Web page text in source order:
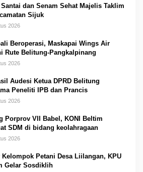
dan Senam Sehat Majelis Taklim
Sijuk
2026
Beroperasi, Maskapai Wings Air
Rute Belitung-Pangkalpinang
2026
Audesi Ketua DPRD Belitung
Peneliti IPB dan Prancis
2026
Porprov VII Babel, KONI Beltim
SDM di bidang keolahragaan
2026
Kelompok Petani Desa Liilangan, KPU
Gelar Sosdiklih